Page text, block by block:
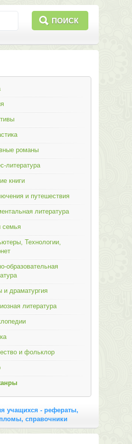
ПОИСК
романы
литература
книги
и путешествия
литература
семья
Технологии,
образовательная
и драматургия
литература
и фольклор
учащихся - рефераты,
справочники